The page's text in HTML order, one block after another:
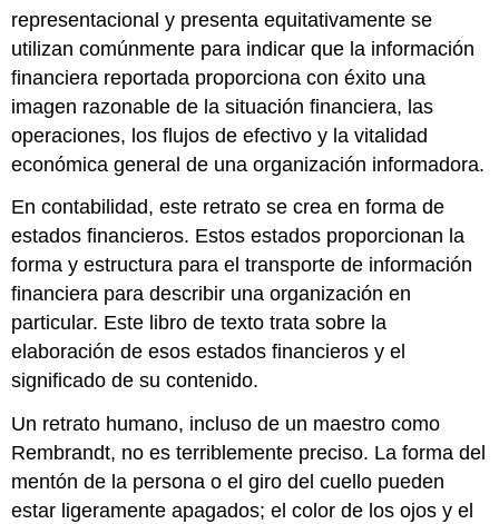
representacional y presenta equitativamente se
utilizan comúnmente para indicar que la información
financiera reportada proporciona con éxito una
imagen razonable de la situación financiera, las
operaciones, los flujos de efectivo y la vitalidad
económica general de una organización informadora.
En contabilidad, este retrato se crea en forma de
estados financieros. Estos estados proporcionan la
forma y estructura para el transporte de información
financiera para describir una organización en
particular. Este libro de texto trata sobre la
elaboración de esos estados financieros y el
significado de su contenido.
Un retrato humano, incluso de un maestro como
Rembrandt, no es terriblemente preciso. La forma del
mentón de la persona o el giro del cuello pueden
estar ligeramente apagados; el color de los ojos y el